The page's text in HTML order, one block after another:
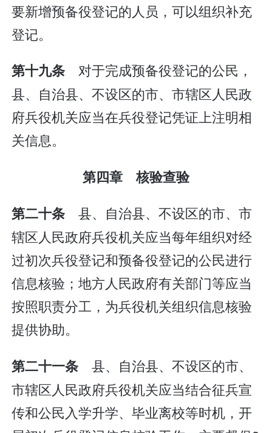
要新增预备役登记的人员，可以组织补充
登记。
第十九条对于完成预备役登记的公民，
县、自治县、不设区的市、市辖区人民政
府兵役机关应当在兵役登记凭证上注明相
关信息。
第四章 核验查验
第二十条 县、自治县、不设区的市、市
辖区人民政府兵役机关应当每年组织对经
过初次兵役登记和预备役登记的公民进行
信息核验；地方人民政府有关部门等应当
按照职责分工，为兵役机关组织信息核验
提供协助。
第二十一条 县、自治县、不设区的市、
市辖区人民政府兵役机关应当结合征兵宣
传和公民入学升学、毕业离校等时机，开